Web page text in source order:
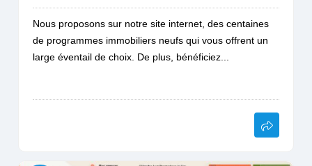
Nous proposons sur notre site internet, des centaines
de programmes immobiliers neufs qui vous offrent un
large éventail de choix. De plus, bénéficiez...